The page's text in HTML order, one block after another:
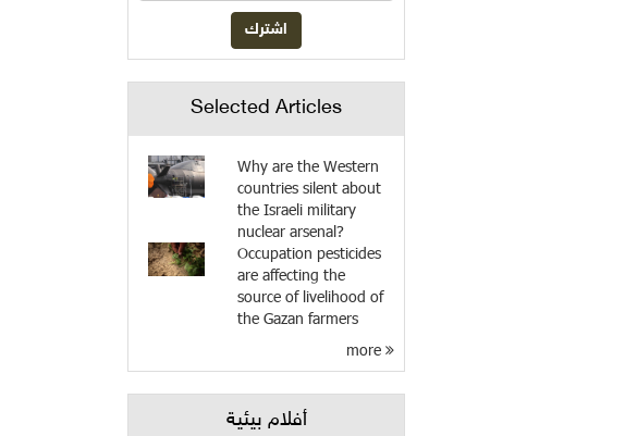
Selected Articles
Why are the Western
countries silent about
the Israeli military
nuclear arsenal?
Occupation pesticides
are affecting the
source of livelihood of
the Gazan farmers
أفلام بيئية